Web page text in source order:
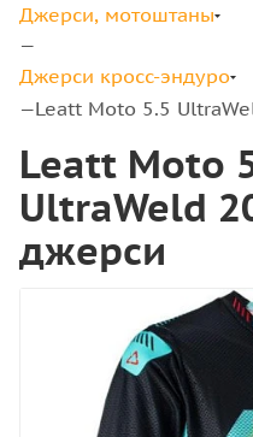
Джерси, мотоштаны
—
Джерси кросс-эндуро
—Leatt Moto 5.5
Leatt Moto
UltraWeld
джерси